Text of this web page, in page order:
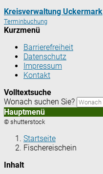
Kreisverwaltung Uckermark
Terminbuchung
Kurzmenü
Barrierefreiheit
Datenschutz
Impressum
Kontakt
Volltextsuche
Wonach suchen Sie?
Hauptmenü
© shutterstock
Startseite
Fischereischein
Inhalt